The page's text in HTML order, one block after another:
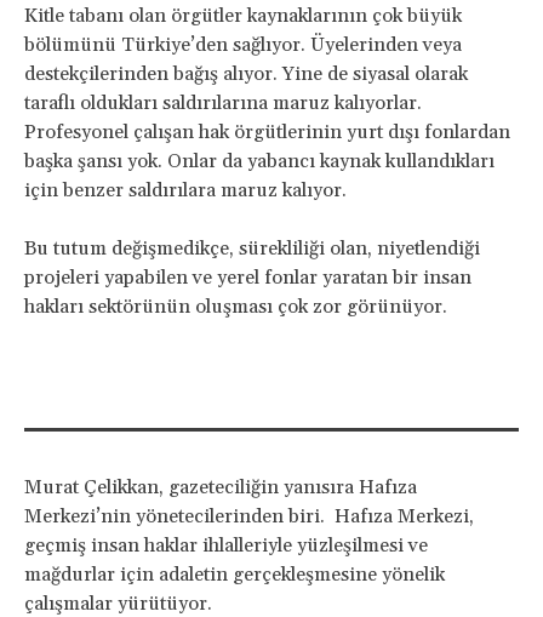
Kitle tabanı olan örgütler kaynaklarının çok büyük
bölümünü Türkiye’den sağlıyor. Üyelerinden veya
destekçilerinden bağış alıyor. Yine de siyasal olarak
taraflı oldukları saldırılarına maruz kalıyorlar.
Profesyonel çalışan hak örgütlerinin yurt dışı fonlardan
başka şansı yok. Onlar da yabancı kaynak kullandıkları
için benzer saldırılara maruz kalıyor.
Bu tutum değişmedikçe, sürekliliği olan, niyetlendiği
projeleri yapabilen ve yerel fonlar yaratan bir insan
hakları sektörünün oluşması çok zor görünüyor.
Murat Çelikkan, gazeteciliğin yanısıra Hafıza
Merkezi’nin yönetecilerinden biri. Hafıza Merkezi,
geçmiş insan haklar ihlalleriyle yüzleşilmesi ve
mağdurlar için adaletin gerçekleşmesine yönelik
çalışmalar yürütüyor.